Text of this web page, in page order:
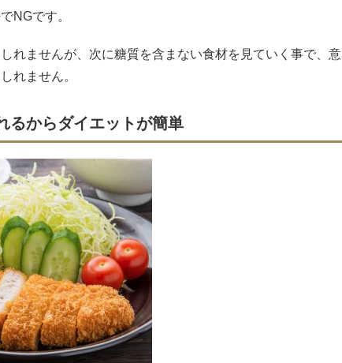
NGです。
れませんが、次に糖質を含まない食材を見ていく事で、意
れません。
るからダイエットが簡単